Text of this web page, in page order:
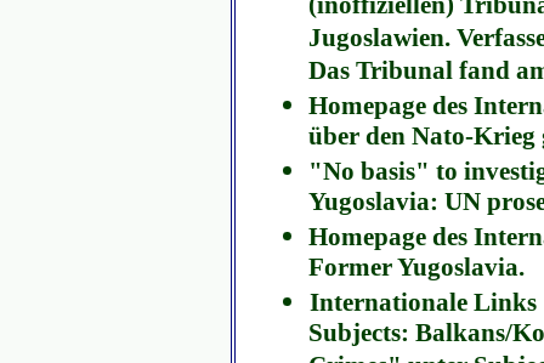
Jugoslawien.
Das Tribunal fand
Homepage des
über den Nato-Krieg
"No basis" to
Yugoslavia: UN
Homepage des
Former Yugoslavia.
Internationale
Subjects: Balkans/